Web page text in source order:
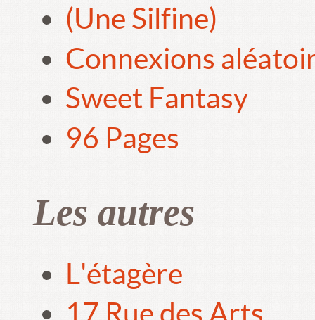
(Une Silfine)
Connexions
Sweet Fantasy
96 Pages
Les autres
L'étagère
17 Rue des Arts